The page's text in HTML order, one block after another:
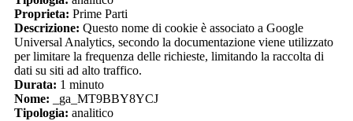
Proprieta: Prime Parti
Descrizione: Questo nome di cookie è associato a Google
Universal Analytics, secondo la documentazione viene utilizzato
per limitare la frequenza delle richieste, limitando la raccolta di
dati su siti ad alto traffico.
Durata: 1 minuto
Nome: _ga_MT9BBY8YCJ
Tipologia: analitico